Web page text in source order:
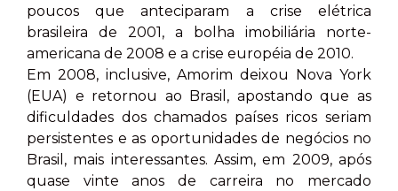
poucos que anteciparam a crise elétrica
brasileira de 2001, a bolha imobiliária norte-
americana de 2008 e a crise européia de 2010.
Em 2008, inclusive, Amorim deixou Nova York
(EUA) e retornou ao Brasil, apostando que as
dificuldades dos chamados países ricos seriam
persistentes e as oportunidades de negócios no
Brasil, mais interessantes. Assim, em 2009, após
quase vinte anos de carreira no mercado